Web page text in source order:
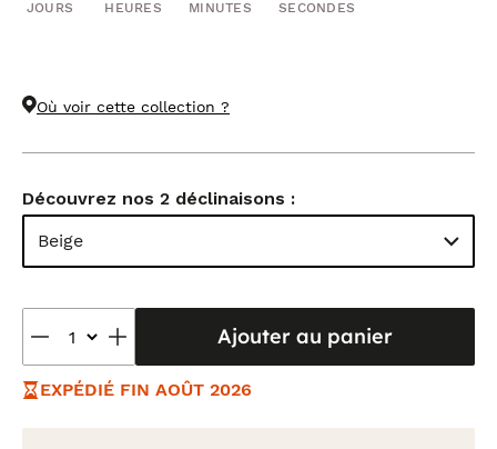
JOURS HEURES MINUTES SECONDES
Où voir cette collection ?
Découvrez nos 2 déclinaisons :
Beige
Ajouter au panier
EXPÉDIÉ FIN AOÛT 2026